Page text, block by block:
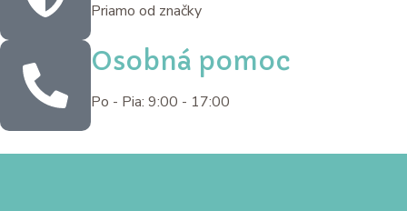
Priamo od značky
Osobná pomoc
Po - Pia: 9:00 - 17:00